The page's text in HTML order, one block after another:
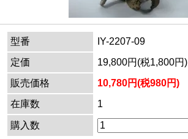
型番
IY-2207-09
定価
19,800円(税1,800円)
販売価格
10,780円(税980円)
在庫数
1
購入数